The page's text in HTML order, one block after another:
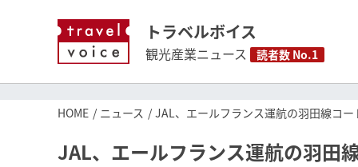
トラベルボイス
観光産業ニュース 読者数 No.1
HOME ニュース JAL、エールフランス運航の羽田線コ
JAL、エールフランス運航の羽田